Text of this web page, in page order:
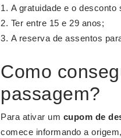
A gratuidade e o
Ter entre 15 e 29 anos;
A reserva de assentos
Como
passagem?
Para ativar um cupom de
comece informando a